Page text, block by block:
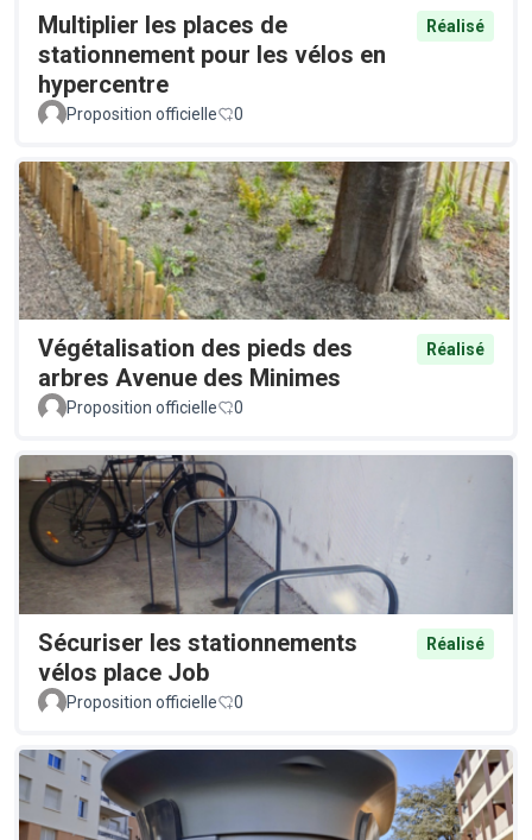
Multiplier les places de
stationnement pour les vélos en
hypercentre
Réalisé
Proposition officielle 0
Végétalisation des pieds des
arbres Avenue des Minimes
Réalisé
Proposition officielle 0
Sécuriser les stationnements
vélos place Job
Réalisé
Proposition officielle 0